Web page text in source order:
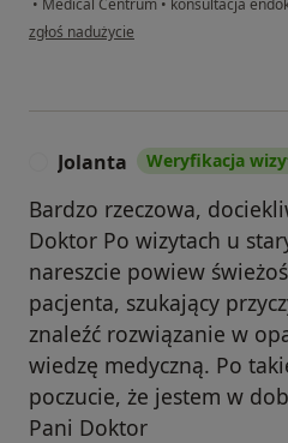
w opinii użytkownika Magdalena
zgłoś nadużycie
Jolanta Weryfikacja
Bardzo rzeczowa,
Doktor Po wizytach u
nareszcie powiew
pacjenta, szukający
znaleźć rozwiązanie w
wiedzę medyczną. Po
poczucie, że jestem w
Pani Doktor